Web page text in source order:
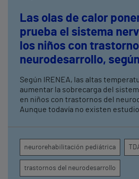
Las olas de calor
prueba el sistema
los niños con
neurodesarrollo, según
neurorrehabilitación
pediátrica de Vithas
Según IRENEA, las altas
aumentar la sobrecarga del
en niños con trastornos del
Aunque todavía no existen
atención, la regulación emocional
conducta
neurorehabilitación pediátrica
trastornos del neurodesarrollo